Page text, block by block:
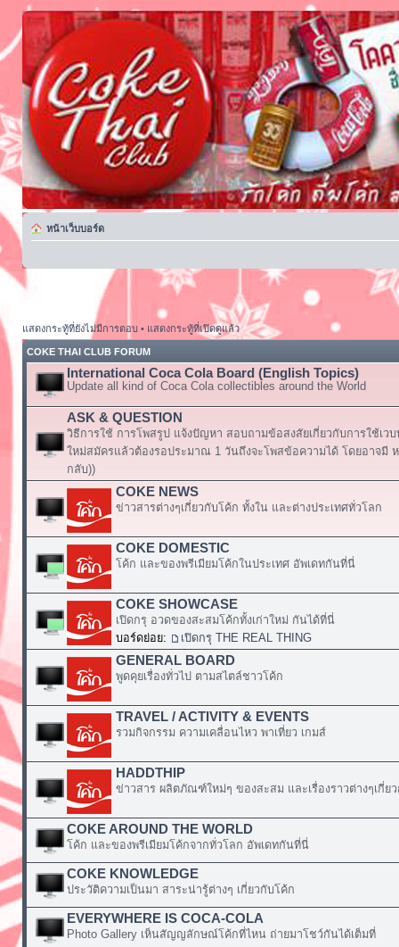
หน้าเว็บบอร์ด
แสดงกระทู้ที่ยังไม่มีการตอบ• แสดงกระทู้ที่เปิดดูแล้ว
COKE THAI CLUB FORUM
International Coca Cola Board (English Topics)
Update all kind of Coca Cola collectibles around the World
ASK & QUESTION
วิธีการใช้ การโพสรูป แจ้งปัญหา สอบถามข้อสงสัยเกี่ยวกับการใช้เว
ใหม่สมัครแล้วต้องรอประมาณ 1 วันถึงจะโพสข้อความได้ โดยอาจมี
กลับ))
COKE NEWS
ข่าวสารต่างๆเกี่ยวกับโค้ก ทั้งใน และต่างประเทศทั่วโลก
COKE DOMESTIC
โค้ก และของพรีเมียมโค้กในประเทศ อัพเดทกันที่นี่
COKE SHOWCASE
เปิดกรุ อวดของสะสมโค้กทั้งเก่าใหม่ กันได้ที่นี่
บอร์ดย่อย:
เปิดกรุ THE REAL THING
GENERAL BOARD
พูดคุยเรื่องทั่วไป ตามสไตล์ชาวโค้ก
TRAVEL / ACTIVITY & EVENTS
รวมกิจกรรม ความเคลื่อนไหว พาเที่ยว เกมส์
HADDTHIP
ข่าวสาร ผลิตภัณฑ์ใหม่ๆ ของสะสม และเรื่องราวต่างๆเกี่ย
COKE AROUND THE WORLD
โค้ก และของพรีเมียมโค้กจากทั่วโลก อัพเดทกันที่นี่
COKE KNOWLEDGE
ประวัติความเป็นมา สาระน่ารู้ต่างๆ เกี่ยวกับโค้ก
EVERYWHERE IS COCA-COLA
Photo Gallery เห็นสัญญลักษณ์โค้กที่ไหน ถ่ายมาโชว์กันได้เต็มที่